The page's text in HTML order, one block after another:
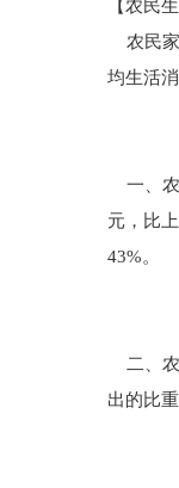
【农民
农民家
均生活
一、农
元，比
43%。
二、农
出的比